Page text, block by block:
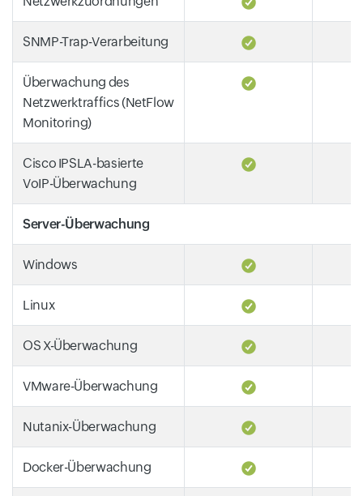
SNMP-Trap-Verarbeitung
Überwachung des
Netzwerktraffics (NetFlow
Monitoring)
Cisco IPSLA-basierte
VoIP-Überwachung
Server-Überwachung
Windows
Linux
OS X-Überwachung
VMware-Überwachung
Nutanix-Überwachung
Docker-Überwachung